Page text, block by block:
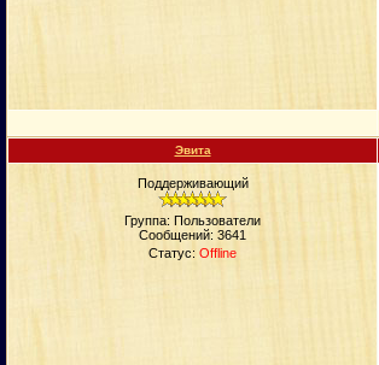
Эвита
Поддерживающий
Группа: Пользователи
Сообщений: 3641
Статус: Offline